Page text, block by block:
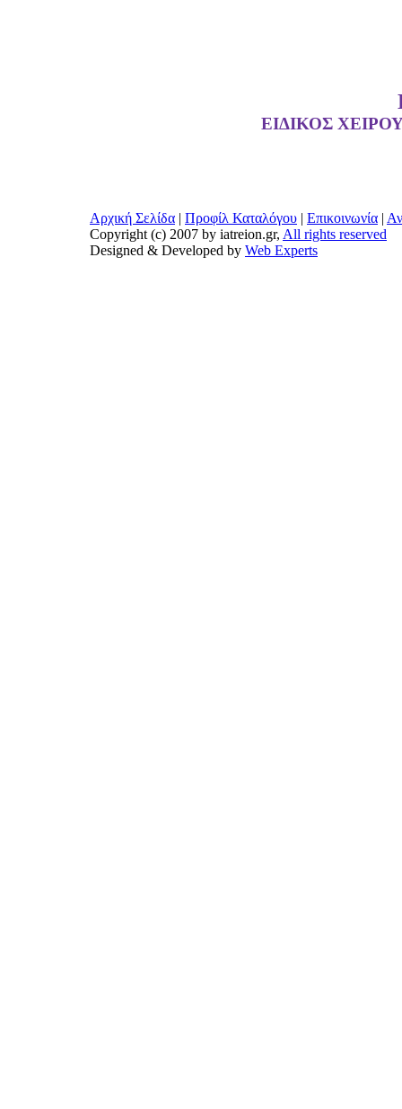
ΕΙΔΙΚΟΣ
Αρχική Σελίδα | Προφίλ Καταλόγου | Επικοινωνία |
Copyright (c) 2007 by iatreion.gr, All rights reserved
Designed & Developed by Web Experts